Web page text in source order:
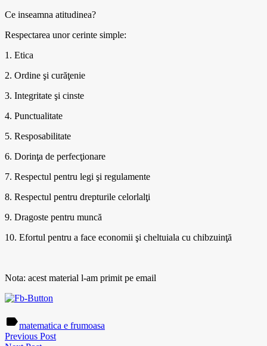
Ce inseamna atitudinea?
Respectarea unor cerinte simple:
1. Etica
2. Ordine şi curăţenie
3. Integritate şi cinste
4. Punctualitate
5. Resposabilitate
6. Dorinţa de perfecţionare
7. Respectul pentru legi şi regulamente
8. Respectul pentru drepturile celorlalţi
9. Dragoste pentru muncă
10. Efortul pentru a face economii şi cheltuiala cu chibzuinţă
Nota: acest material l-am primit pe email
labelmatematica e frumoasa
Previous Post